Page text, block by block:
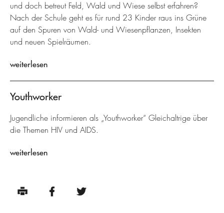
und doch betreut Feld, Wald und Wiese selbst erfahren?
Nach der Schule geht es für rund 23 Kinder raus ins Grüne
auf den Spuren von Wald- und Wiesenpflanzen, Insekten
und neuen Spielräumen.
weiterlesen
Youthworker
Jugendliche informieren als „Youthworker“ Gleichaltrige über
die Themen HIV und AIDS.
weiterlesen